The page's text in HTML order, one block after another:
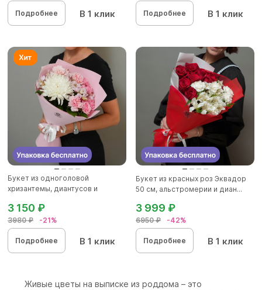
Подробнее В 1 клик Подробнее В 1 клик
Букет из одноголовой
хризантемы, диантусов и
3980 ₽ -21%
3 150 ₽
Подробнее В 1 клик
Букет из красных роз Эквадор
50 см, альстромерии и диан...
6950 ₽ -42%
3 999 ₽
Подробнее В 1 клик
Живые цветы на выписке из роддома – это